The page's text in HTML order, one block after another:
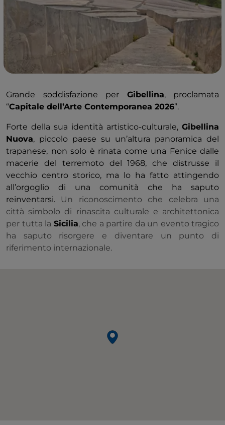
Grande soddisfazione per Gibellina, proclamata
“Capitale dell’Arte Contemporanea 2026”.
Forte della sua identità artistico-culturale, Gibellina
Nuova, piccolo paese su un’altura panoramica del
trapanese, non solo è rinata come una Fenice dalle
macerie del terremoto del 1968, che distrusse il
vecchio centro storico, ma lo ha fatto attingendo
all’orgoglio di una comunità che ha saputo
reinventarsi. Un riconoscimento che celebra una
città simbolo di rinascita culturale e architettonica
per tutta la Sicilia, che a partire da un evento tragico
ha saputo risorgere e diventare un punto di
riferimento internazionale.